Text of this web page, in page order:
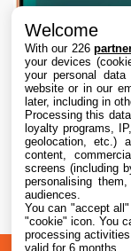
Dopamine 3,
iPhone, est
7 Aug. 2026 •
Welcome
With our 226
your devices
your personal
website or in our
later, including in
Processing this
loyalty programs,
geolocation, etc.)
content,
screens (including
personalising
audiences.
You can "accept
"cookie" icon. You
processing
valid for 6 months.